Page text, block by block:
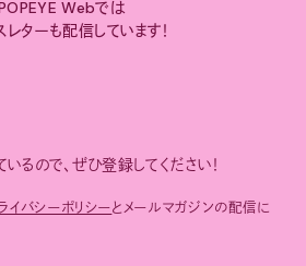
Webでは
レターも配信しています！
るので、ぜひ登録してください！
イバシーポリシーとメールマガジンの配信に